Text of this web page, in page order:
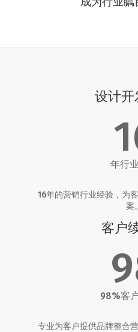
设计开
年行
16年的营销行业经验，为
案。
客户
98%客
专业为客户提供品牌整合